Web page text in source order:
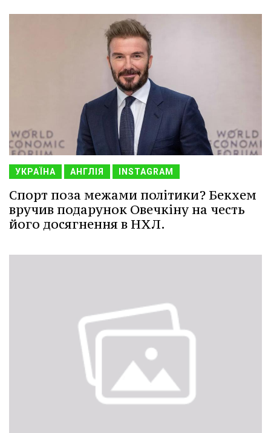
УКРАЇНА АНГЛІЯ INSTAGRAM
Спорт поза межами політики? Бекхем
вручив подарунок Овечкіну на честь
його досягнення в НХЛ.